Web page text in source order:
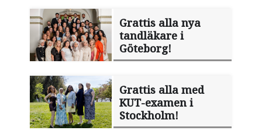
Grattis alla nya
tandläkare i
Göteborg!
Grattis alla med
KUT-examen i
Stockholm!